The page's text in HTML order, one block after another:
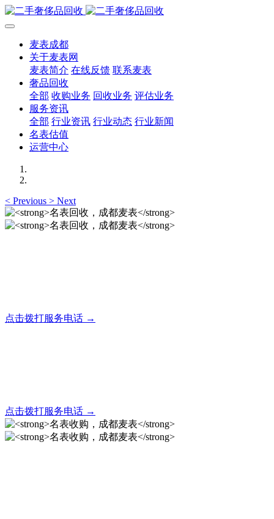
麦表成都
关于麦表网
麦表简介 在线反馈 联系麦表
奢品回收
全部 收购业务 回收业务 评估业务
服务资讯
全部 行业资讯 行业动态 行业新闻
名表估值
运营中心
< Previous > Next
点击拨打服务电话 →
点击拨打服务电话 →